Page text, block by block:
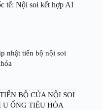
tế: Nội soi kết hợp AI
nhật tiến bộ nội soi
BỘ CỦA NỘI SOI
ỐNG TIÊU HÓA